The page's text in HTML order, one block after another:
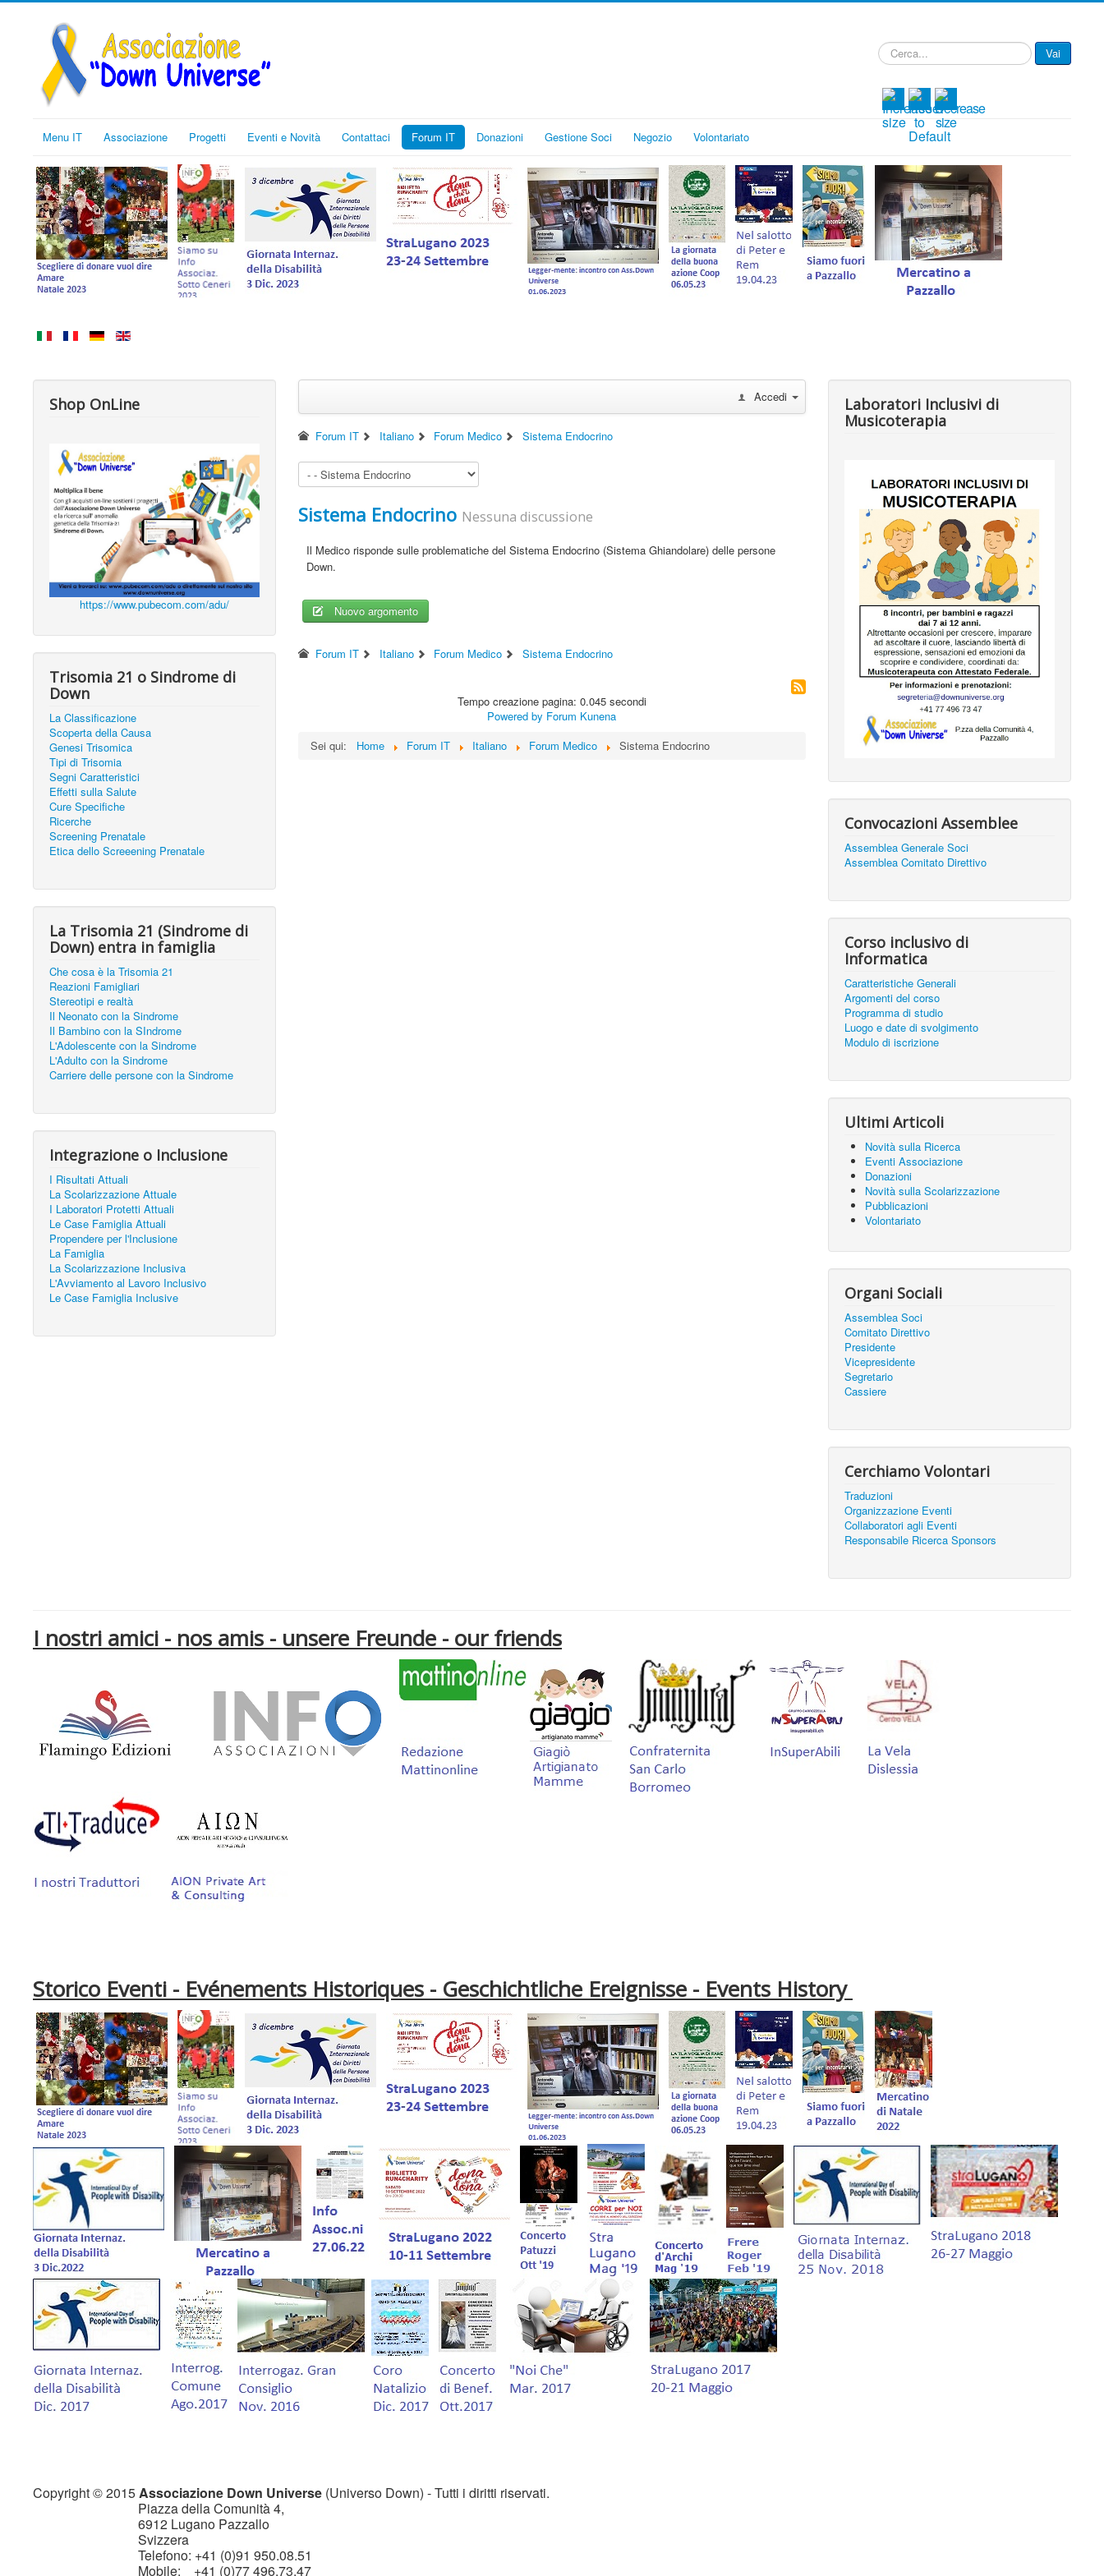
Cerca... Vai
Menu IT Associazione Progetti Eventi e Novità Contattaci Forum IT Donazioni Gestione Soci Negozio Volontariato
Shop OnLine
https://www.pubecom.com/adu/
Trisomia 21 o Sindrome di
Down
La Classificazione
Scoperta della Causa
Genesi Trisomica
Tipi di Trisomia
Segni Caratteristici
Effetti sulla Salute
Cure Specifiche
Ricerche
Screening Prenatale
Etica dello Screeening Prenatale
La Trisomia 21 (Sindrome di
Down) entra in famiglia
Che cosa è la Trisomia 21
Reazioni Famigliari
Stereotipi e realtà
Il Neonato con la Sindrome
Il Bambino con la SIndrome
L'Adolescente con la Sindrome
L'Adulto con la Sindrome
Carriere delle persone con la Sindrome
Integrazione o Inclusione
I Risultati Attuali
La Scolarizzazione Attuale
I Laboratori Protetti Attuali
Le Case Famiglia Attuali
Propendere per l'Inclusione
La Famiglia
La Scolarizzazione Inclusiva
L'Avviamento al Lavoro Inclusivo
Le Case Famiglia Inclusive
Accedi
Forum IT Italiano Forum Medico Sistema Endocrino
Sistema Endocrino Nessuna discussione
Il Medico risponde sulle problematiche del Sistema Endocrino (Sistema Ghiandolare) delle persone
Down.
Nuovo argomento
Forum IT Italiano Forum Medico Sistema Endocrino
Tempo creazione pagina: 0.045 secondi
Powered by Forum Kunena
Sei qui:
Home Forum IT Italiano Forum Medico Sistema Endocrino
Laboratori Inclusivi di
Musicoterapia
Convocazioni Assemblee
Assemblea Generale Soci
Assemblea Comitato Direttivo
Corso inclusivo di
Informatica
Caratteristiche Generali
Argomenti del corso
Programma di studio
Luogo e date di svolgimento
Modulo di iscrizione
Ultimi Articoli
Novità sulla Ricerca
Eventi Associazione
Donazioni
Novità sulla Scolarizzazione
Pubblicazioni
Volontariato
Organi Sociali
Assemblea Soci
Comitato Direttivo
Presidente
Vicepresidente
Segretario
Cassiere
Cerchiamo Volontari
Traduzioni
Organizzazione Eventi
Collaboratori agli Eventi
Responsabile Ricerca Sponsors
I nostri amici - nos amis - unsere Freunde - our friends
Storico Eventi - Evénements Historiques - Geschichtliche Ereignisse - Events History
Copyright © 2015Associazione Down Universe (Universo Down) - Tutti i diritti riservati.
Piazza della Comunità 4,
6912 Lugano Pazzallo
Svizzera
Telefono: +41 (0)91 950.08.51
Mobile: +41 (0)77 496.73.47